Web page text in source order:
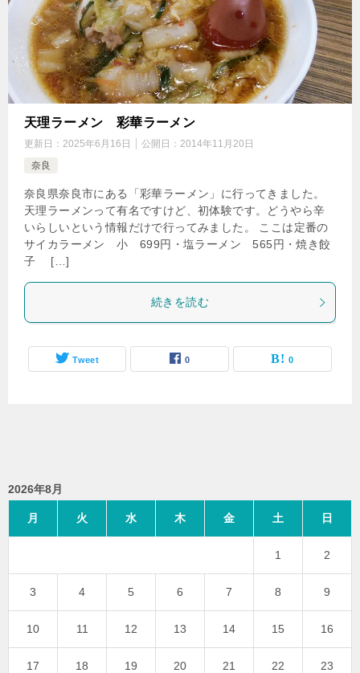
天理ラーメン 彩華ラーメン
更新日： 2025年6月16日 公開日： 2014年11月20日
奈良
奈良県奈良市にある「彩華ラーメン」に行ってきました。
天理ラーメンって有名ですけど、初体験です。どうやら辛
いらしいという情報だけで行ってみました。 ここは定番の
サイカラーメン 小 699円・塩ラーメン 565円・焼き餃
子 […]
続きを読む
Tweet 0 0
2026年8月
月 火 水 木 金 土 日
1 2
3 4 5 6 7 8 9
10 11 12 13 14 15 16
17 18 19 20 21 22 23